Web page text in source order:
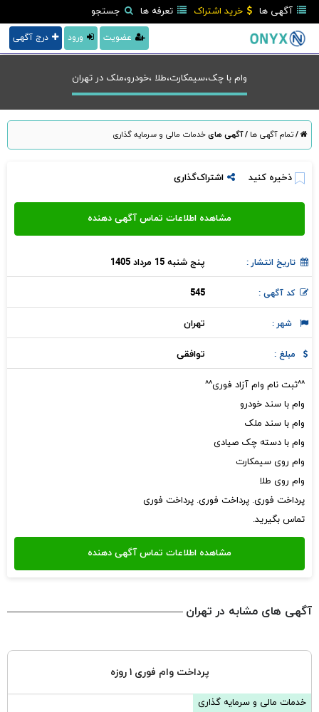
آگهی ها خرید اشتراک تعرفه ها جستجو
درج آگهی ورود عضویت
وام با چک،سیمکارت،طلا ،خودرو،ملک در تهران
/تمام آگهی ها /آگهی هایخدمات مالی و سرمایه گذاری
ذخیره کنید اشتراک‌گذاری
تاریخ انتشار : پنج شنبه 15 مرداد 1405
کد آگهی : 545
شهر : تهران
مبلغ : توافقی
^^ثبت نام وام آزاد فوری^^
وام با سند خودرو
وام با سند ملک
وام با دسته چک صیادی
وام روی سیمکارت
وام روی طلا
پرداخت فوری. پرداخت فوری. پرداخت فوری
تماس بگیرید.
آگهی های مشابه در تهران
پرداخت وام فوری ۱ روزه
خدمات مالی و سرمایه گذاری